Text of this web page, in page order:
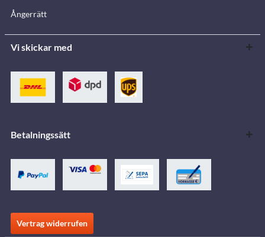
Ångerrätt
Vi skickar med
Betalningssätt
Vertrag widerrufen